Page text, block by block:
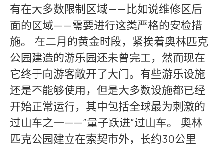
有在大多数限制区域——比如说维修区后
面的区域——需要进行这类严格的安检措
施。 在二月的黄金时段，紧挨着奥林匹克
公园建造的游乐园还未曾完工，然而现在
它终于向游客敞开了大门。有些游乐设施
还是不能够使用，但是大多数设施都已经
开始正常运行，其中包括全球最为刺激的
过山车之一——”量子跃进”过山车。 奥林
匹克公园建立在索契市外，长约30公里